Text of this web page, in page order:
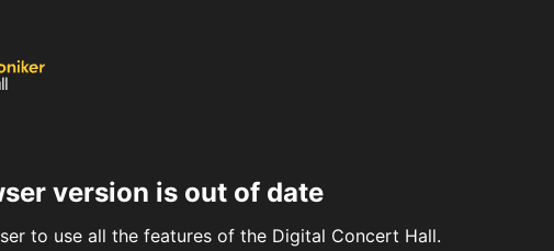
version is out of date
to use all the features of the Digital Concert Hall.